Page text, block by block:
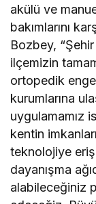
akülü ve
bakımlarını
Bozbey,
ilçemizin
ortopedik
kurumlarına
uygulamamız
kentin
teknolojiye
dayanışma
alabileceğiniz